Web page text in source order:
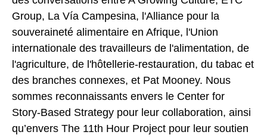
Group, La Vía Campesina, l'Alliance pour la
souveraineté alimentaire en Afrique, l'Union
internationale des travailleurs de l'alimentation, de
l'agriculture, de l'hôtellerie-restauration, du tabac et
des branches connexes, et Pat Mooney. Nous
sommes reconnaissants envers le Center for
Story-Based Strategy pour leur collaboration, ainsi
qu’envers The 11th Hour Project pour leur soutien